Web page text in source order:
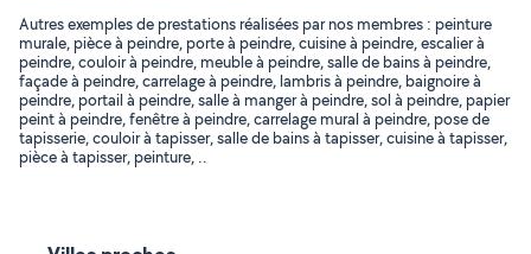
Autres exemples de prestations réalisées par nos membres : peinture
murale, pièce à peindre, porte à peindre, cuisine à peindre, escalier à
peindre, couloir à peindre, meuble à peindre, salle de bains à peindre,
façade à peindre, carrelage à peindre, lambris à peindre, baignoire à
peindre, portail à peindre, salle à manger à peindre, sol à peindre, papier
peint à peindre, fenêtre à peindre, carrelage mural à peindre, pose de
tapisserie, couloir à tapisser, salle de bains à tapisser, cuisine à tapisser,
pièce à tapisser, peinture, ..